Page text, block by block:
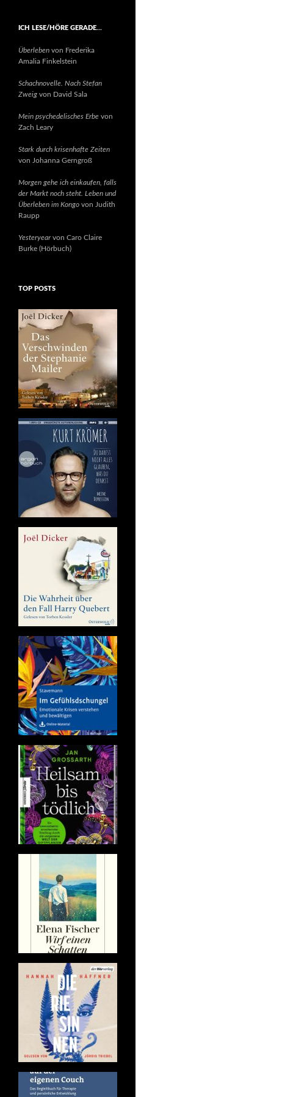
ICH LESE/HÖRE GERADE…
Überleben von Frederika
Amalia Finkelstein
Schachnovelle. Nach Stefan
Zweig von David Sala
Mein psychedelisches Erbe von
Zach Leary
Stark durch krisenhafte Zeiten
von Johanna Gerngroß
Morgen gehe ich einkaufen, falls
der Markt noch steht. Leben und
Überleben im Kongo von Judith
Raupp
Yesteryearvon Caro Claire
Burke (Hörbuch)
TOP POSTS